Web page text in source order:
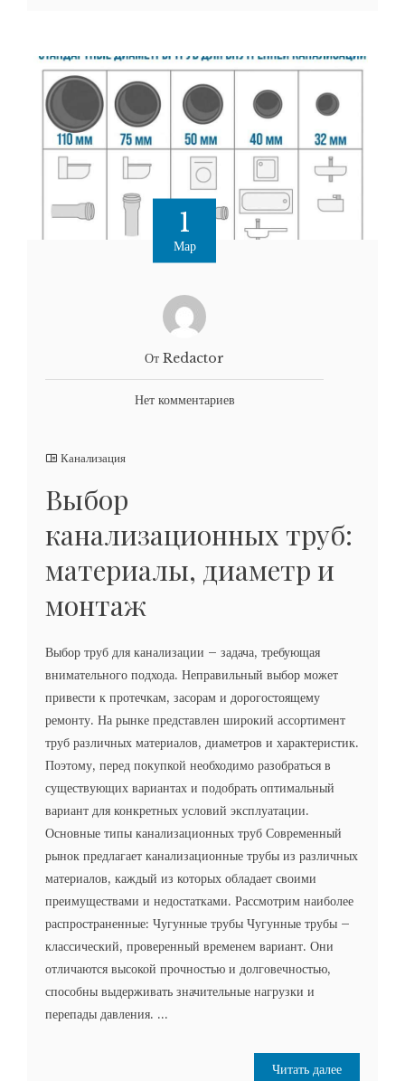
1
Мар
От Redactor
Нет комментариев
Канализация
Выбор
канализационных труб:
материалы, диаметр и
монтаж
Выбор труб для канализации – задача, требующая
внимательного подхода. Неправильный выбор может
привести к протечкам, засорам и дорогостоящему
ремонту. На рынке представлен широкий ассортимент
труб различных материалов, диаметров и характеристик.
Поэтому, перед покупкой необходимо разобраться в
существующих вариантах и подобрать оптимальный
вариант для конкретных условий эксплуатации.
Основные типы канализационных труб Современный
рынок предлагает канализационные трубы из различных
материалов, каждый из которых обладает своими
преимуществами и недостатками. Рассмотрим наиболее
распространенные: Чугунные трубы Чугунные трубы –
классический, проверенный временем вариант. Они
отличаются высокой прочностью и долговечностью,
способны выдерживать значительные нагрузки и
перепады давления. ...
Читать далее